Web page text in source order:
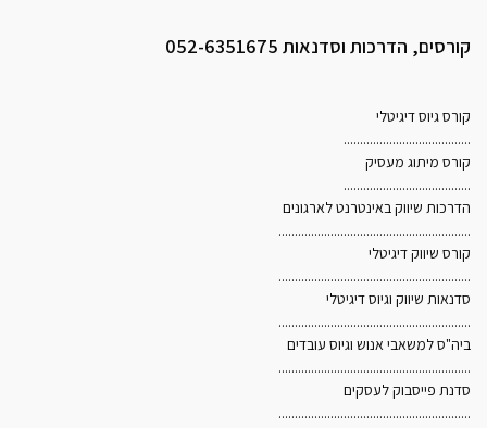
קורסים, הדרכות וסדנאות 052-6351675
קורס גיוס דיגיטלי
.......................................
קורס מיתוג מעסיק
.......................................
הדרכות שיווק באינטרנט לארגונים
...........................................................
קורס שיווק דיגיטלי
...........................................................
סדנאות שיווק וגיוס דיגיטלי
...........................................................
ביה"ס למשאבי אנוש וגיוס עובדים
...........................................................
סדנת פייסבוק לעסקים
...........................................................